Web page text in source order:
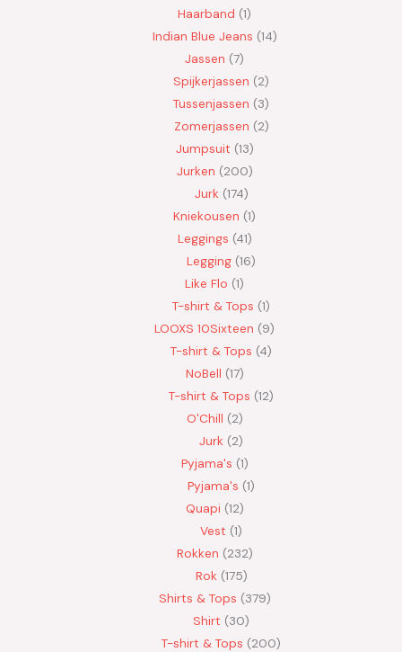
Haarband 1
Indian Blue Jeans 14
Jassen 7
Spijkerjassen
2
Tussenjassen
3
Zomerjassen 2
Jumpsuit 13
Jurken 200
Jurk 174
Kniekousen 1
Leggings 41
Legging 16
Like Flo 1
T-shirt & Tops 1
LOOXS 10Sixteen
9
T-shirt & Tops 4
NoBell 17
T-shirt & Tops 12
O'Chill 2
Jurk 2
Pyjama's 1
Pyjama's 1
Quapi 12
Vest 1
Rokken 232
Rok 175
Shirts & Tops 379
Shirt
30
T-shirt & Tops
200